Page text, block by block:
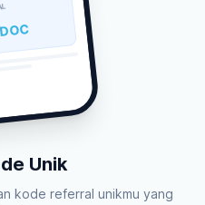
Unik
kode referral unikmu yang